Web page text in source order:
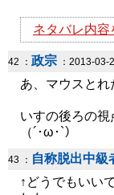
ネタバレ内容
42 ： 政宗 ：2013-03-
あ、マウスとれ
いすの後ろの
（´･ω･`）
43 ： 自称脱出中級
↑どうでもいい